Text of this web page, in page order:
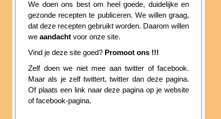
We doen ons best om heel goede, duidelijke en
gezonde recepten te publiceren. We willen graag,
dat deze recepten gebruikt worden. Daarom willen
we aandacht voor onze site.
Vind je deze site goed? Promoot ons !!!
Zelf doen we niet mee aan twitter of facebook.
Maar als je zelf twittert, twitter dan deze pagina.
Of plaats een link naar deze pagina op je website
of facebook-pagina.